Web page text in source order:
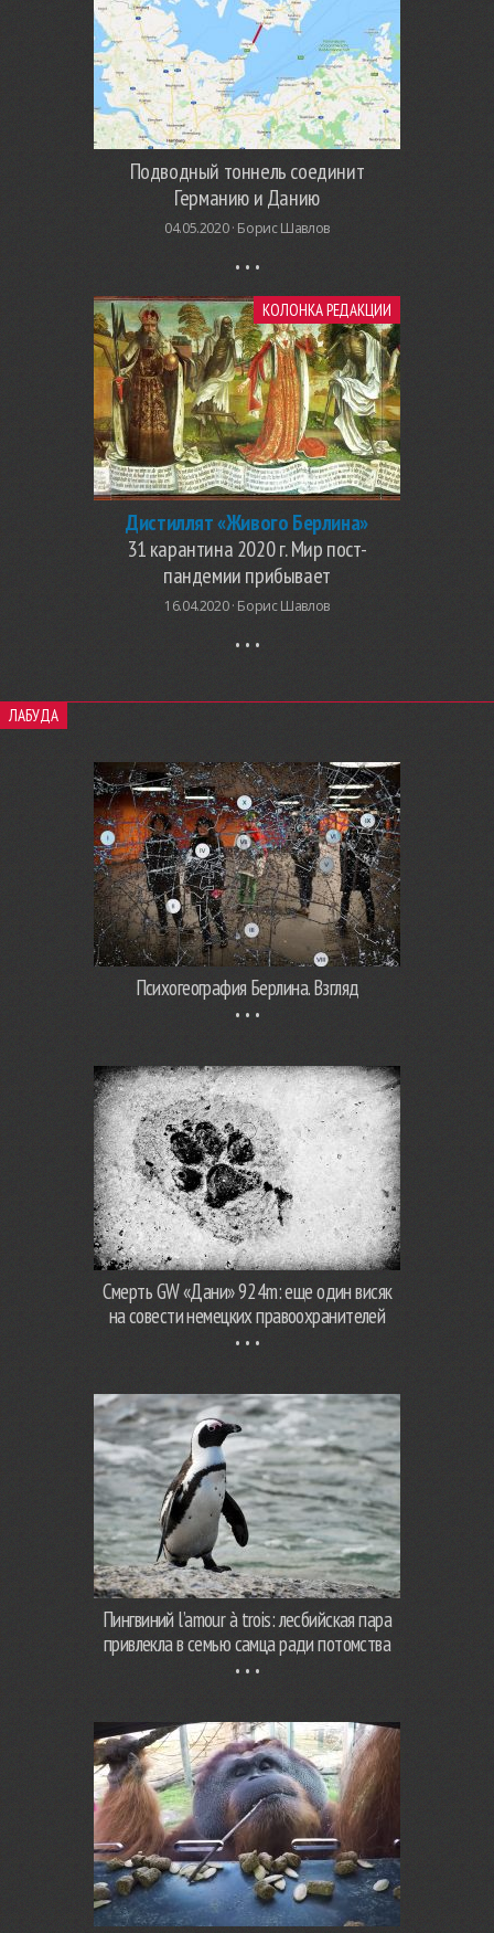
Подводный тоннель соединит
Германию и Данию
04.05.2020 · Борис Шавлов
КОЛОНКА РЕДАКЦИИ
Дистиллят «Живого Берлина»
31 карантина 2020 г. Мир пост-
пандемии прибывает
16.04.2020 · Борис Шавлов
ЛАБУДА
Психогеография Берлина. Взгляд
Смерть GW «Дани» 924m: еще один висяк
на совести немецких правоохранителей
Пингвиний l’amour à trois: лесбийская пара
привлекла в семью самца ради потомства